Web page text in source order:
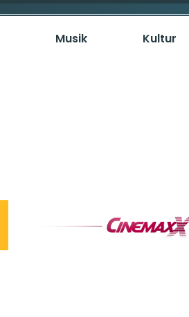
Musik Kultur